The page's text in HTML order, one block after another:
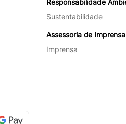
Responsabilidade
Sustentabilidade
Assessoria de Imprensa
Imprensa